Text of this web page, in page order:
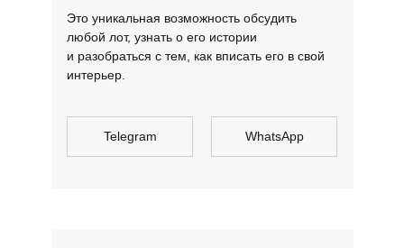
Telegram WhatsApp
Это уникальная возможность обсудить
любой лот, узнать о его истории
и разобраться с тем, как вписать его в свой
интерьер.